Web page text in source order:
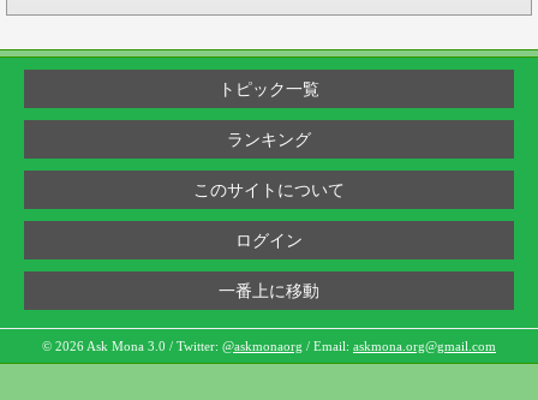
トピック一覧
ランキング
このサイトについて
ログイン
一番上に移動
© 2026 Ask Mona 3.0 / Twitter: @askmonaorg / Email: askmona.org@gmail.com